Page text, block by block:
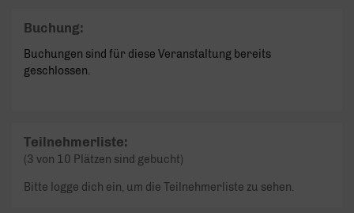
Buchung:
Buchungen sind für diese Veranstaltung bereits
geschlossen.
Teilnehmerliste:
(3 von 10 Plätzen sind gebucht)
Bitte logge dich ein, um die Teilnehmerliste zu sehen.